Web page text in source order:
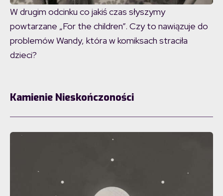
W drugim odcinku co jakiś czas słyszymy
powtarzane „For the children”. Czy to nawiązuje do
problemów Wandy, która w komiksach straciła
dzieci?
Kamienie Nieskończoności